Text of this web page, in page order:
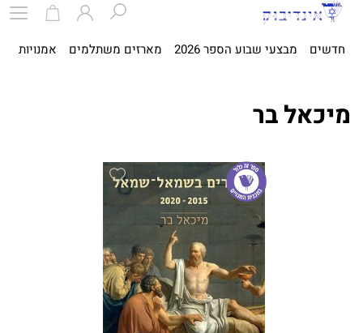
חדשים מבצעי שבוע הספר 2026 מארזים משתלמים אמנויות
מיכאל בר